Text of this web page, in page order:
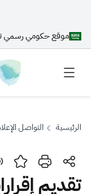
موقع حكومي رسمي
بحث
الرئيسية التواصل
تقديم